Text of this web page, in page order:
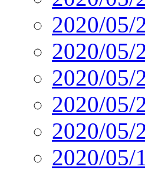
2020/05/
2020/05/
2020/05/
2020/05/
2020/05/
2020/05/